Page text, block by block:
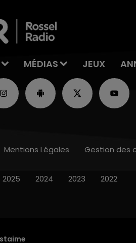
MÉDIAS JEUX
Mentions Légales Gestion des
2025 2024 2023 2022